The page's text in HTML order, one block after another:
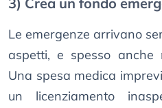
Le emergenze arrivano
aspetti, e spesso anche
Una spesa medica
un licenziamento